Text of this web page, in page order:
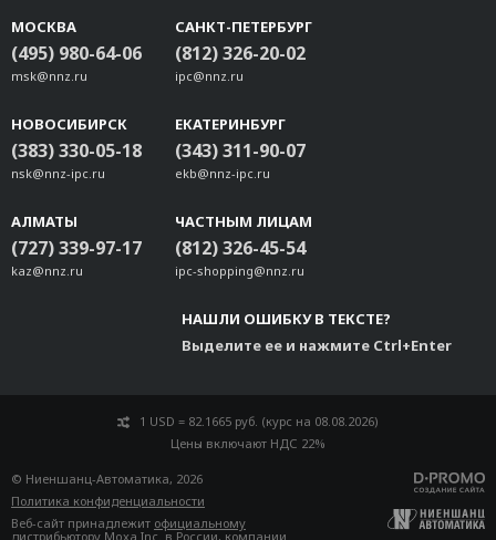
МОСКВА
(495) 980-64-06
msk@nnz.ru
САНКТ-ПЕТЕРБУРГ
(812) 326-20-02
ipc@nnz.ru
НОВОСИБИРСК
(383) 330-05-18
nsk@nnz-ipc.ru
ЕКАТЕРИНБУРГ
(343) 311-90-07
ekb@nnz-ipc.ru
АЛМАТЫ
(727) 339-97-17
kaz@nnz.ru
ЧАСТНЫМ ЛИЦАМ
(812) 326-45-54
ipc-shopping@nnz.ru
НАШЛИ ОШИБКУ В ТЕКСТЕ?
Выделите ее и нажмите Ctrl+Enter
1 USD = 82.1665 руб. (курс на 08.08.2026)
Цены включают НДС 22%
© Ниеншанц-Автоматика, 2026
Политика конфиденциальности
Веб-сайт принадлежит официальному
дистрибьютору Moxa Inc. в России, компании